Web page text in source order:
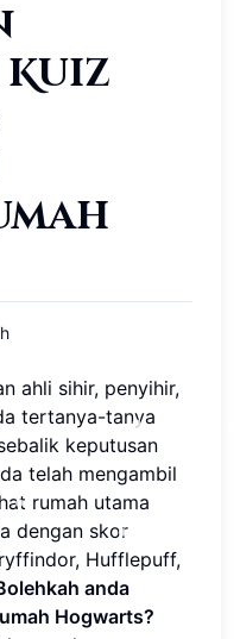
ahli sihir, penyihir,
tertanya-tanya
keputusan
telah mengambil
rumah utama
dengan skor
Hufflepuff,
anda
Hogwarts?